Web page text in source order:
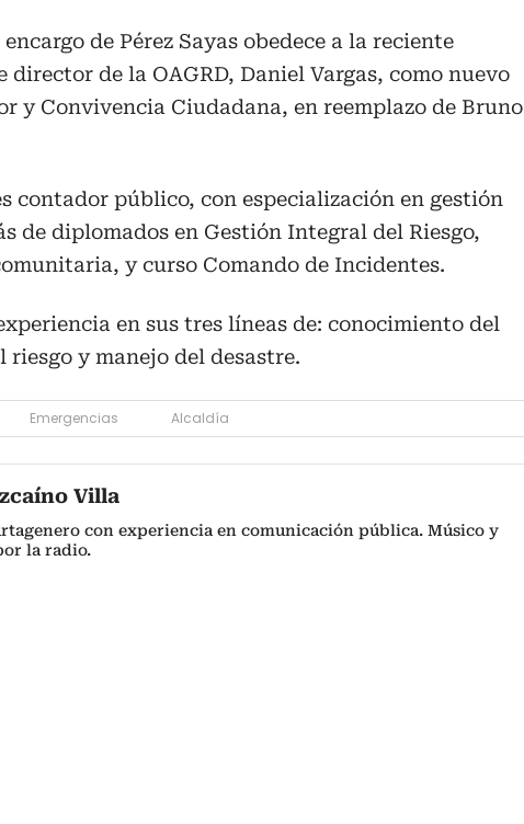
de Pérez Sayas obedece a la reciente
director de la OAGRD, Daniel Vargas, como nuevo
y Convivencia Ciudadana, en reemplazo de Bruno
contador público, con especialización en gestión
de diplomados en Gestión Integral del Riesgo,
y curso Comando de Incidentes.
en sus tres líneas de: conocimiento del
riesgo y manejo del desastre.
Emergencias Alcaldía
Villa
con experiencia en comunicación pública. Músico y
la radio.